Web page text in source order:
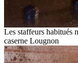
Les staffeurs habitués
caserne Lougnon